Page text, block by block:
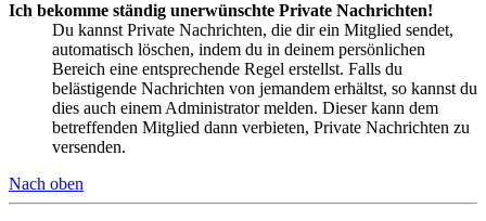
Ich bekomme ständig unerwünschte Private Nachrichten!
Du kannst Private Nachrichten, die dir ein Mitglied sendet,
automatisch löschen, indem du in deinem persönlichen
Bereich eine entsprechende Regel erstellst. Falls du
belästigende Nachrichten von jemandem erhältst, so kannst du
dies auch einem Administrator melden. Dieser kann dem
betreffenden Mitglied dann verbieten, Private Nachrichten zu
versenden.
Nach oben